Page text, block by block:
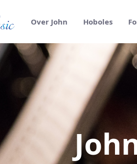
Over John Hoboles
- John